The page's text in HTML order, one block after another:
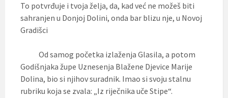
To potvrđuje i tvoja želja, da, kad već ne možeš biti
sahranjen u Donjoj Dolini, onda bar blizu nje, u Novoj
Gradišci
Od samog početka izlaženja Glasila, a potom
Godišnjaka župe Uznesenja Blažene Djevice Marije
Dolina, bio si njihov suradnik. Imao si svoju stalnu
rubriku koja se zvala: „Iz riječnika uče Stipe“.